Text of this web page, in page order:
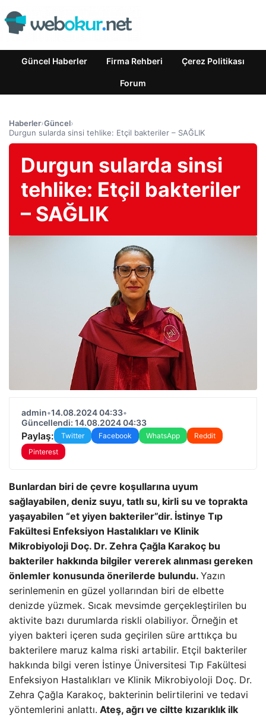
Güncel Haberler Firma Rehberi Çerez Politikası
Forum
Haberler›Güncel›
Durgun sularda sinsi tehlike: Etçil bakteriler – SAĞLIK
Durgun sularda sinsi
tehlike: Etçil bakteriler
– SAĞLIK
admin•14.08.2024 04:33•
Güncellendi: 14.08.2024 04:33
Paylaş: Twitter Facebook WhatsApp
Reddit
Pinterest
Bunlardan biri de çevre koşullarına uyum
sağlayabilen, deniz suyu, tatlı su, kirli su ve toprakta
yaşayabilen “et yiyen bakteriler”dir. İstinye Tıp
Fakültesi Enfeksiyon Hastalıkları ve Klinik
Mikrobiyoloji Doç. Dr. Zehra Çağla Karakoç bu
bakteriler hakkında bilgiler vererek alınması gereken
önlemler konusunda önerilerde bulundu. Yazın
serinlemenin en güzel yollarından biri de elbette
denizde yüzmek. Sıcak mevsimde gerçekleştirilen bu
aktivite bazı durumlarda riskli olabiliyor. Örneğin et
yiyen bakteri içeren suda geçirilen süre arttıkça bu
bakterilere maruz kalma riski artabilir. Etçil bakteriler
hakkında bilgi veren İstinye Üniversitesi Tıp Fakültesi
Enfeksiyon Hastalıkları ve Klinik Mikrobiyoloji Doç. Dr.
Zehra Çağla Karakoç, bakterinin belirtilerini ve tedavi
yöntemlerini anlattı. Ateş, ağrı ve ciltte kızarıklık ilk